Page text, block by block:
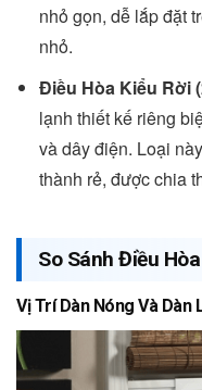
nhỏ gọn, dễ lắp đặt
nhỏ.
Điều Hòa Kiểu Rời
lạnh thiết kế riêng
và dây điện. Loại
thành rẻ, được chia
So Sánh Điều
Vị Trí Dàn Nóng Và Dàn